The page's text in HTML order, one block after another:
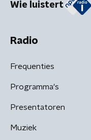
Wie luistert
Radio
Frequenties
Programma's
Presentatoren
Muziek